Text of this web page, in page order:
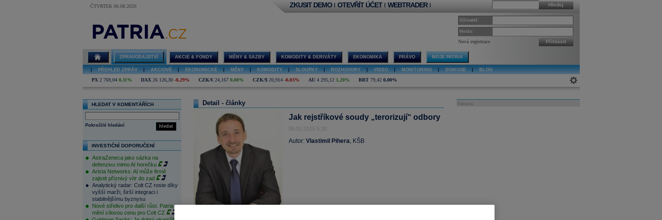
ČTVRTEK 06.08.2026 Hledej
ZKUSIT DEMO | OTEVŘÍT ÚČET | WEBTRADER |
Uživatel:
Heslo:
Nová registrace Přihlásit
ZPRAVODAJSTVÍ AKCIE & FONDY MĚNY & SAZBY KOMODITY & DERIVÁTY EKONOMIKA PRÁVO MOJE PATRIA
PŘEHLED ZPRÁV AKCIOVÉ EKONOMICKÉ MĚNY KOMODITY SLOUPKY ROZHOVORY VIDEO MONITORING DISKUSE BLOG
PX 2 769,04 0,11% DAX 26 126,30 -0,29% CZK/€ 24,167 0,00% CZK/$ 20,914 -0,03% AU 4 295,12 1,20% BRT 79,42 0,00%
HLEDAT V KOMENTÁŘÍCH
hledat
Pokročilé hledání
INVESTIČNÍ DOPORUČENÍ
AstraZeneca jako sázka na
defenzivu mimo AI horečku
Arista Networks: AI může firmě
zajistit příznivý vítr do zad
Analytický radar: Colt CZ roste díky
vyšší marži, širší integraci i
stabilnějšímu byznysu
Nové střelivo pro další růst. Patria
mění cílovou cenu pro Colt CZ
Detail - články
Jak rejstříkové soudy „terorizují“ odbory
05.01.2015 5:30
Autor: Vlastimil Pihera, KŠB
Reklama